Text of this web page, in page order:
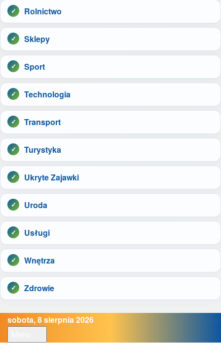
Rolnictwo
Sklepy
Sport
Technologia
Transport
Turystyka
Ukryte Zajawki
Uroda
Usługi
Wnętrza
Zdrowie
sobota, 8 sierpnia 2026